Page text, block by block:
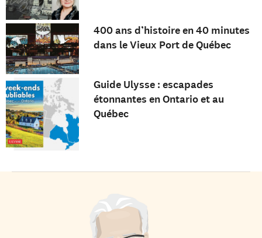
400 ans d’histoire en 40 minutes
dans le Vieux Port de Québec
Guide Ulysse : escapades
étonnantes en Ontario et au
Québec